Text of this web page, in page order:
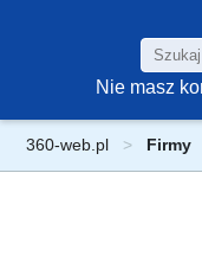
Nie masz
360-web.pl Firmy